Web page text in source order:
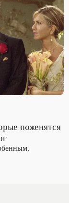
поженятся